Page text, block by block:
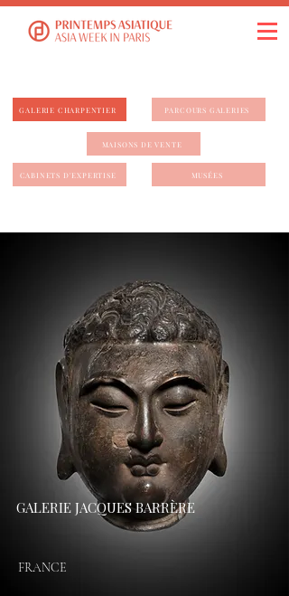
GALERIE CHARPENTIER PARCOURS GALERIES
MAISONS DE VENTE
CABINETS D'EXPERTISE MUSÉES
GALERIE JACQUES BARRÈRE​
FRANCE